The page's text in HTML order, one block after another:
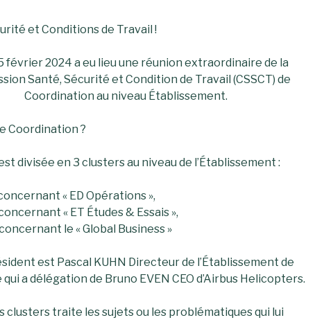
et Conditions de Travail !
février 2024 a eu lieu une réunion extraordinaire de la
Santé, Sécurité et Condition de Travail (CSSCT) de
Coordination au niveau Établissement.
Coordination ?
divisée en 3 clusters au niveau de l’Établissement :
« ED Opérations »,
« ET Études & Essais »,
le « Global Business »
est Pascal KUHN Directeur de l’Établissement de
a délégation de Bruno EVEN CEO d’Airbus Helicopters.
clusters traite les sujets ou les problématiques qui lui